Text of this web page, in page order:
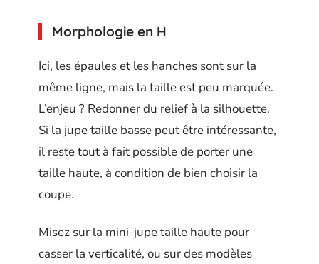
Morphologie en H
Ici, les épaules et les hanches sont sur la
même ligne, mais la taille est peu marquée.
L’enjeu ? Redonner du relief à la silhouette.
Si la jupe taille basse peut être intéressante,
il reste tout à fait possible de porter une
taille haute, à condition de bien choisir la
coupe.
Misez sur la mini-jupe taille haute pour
casser la verticalité, ou sur des modèles